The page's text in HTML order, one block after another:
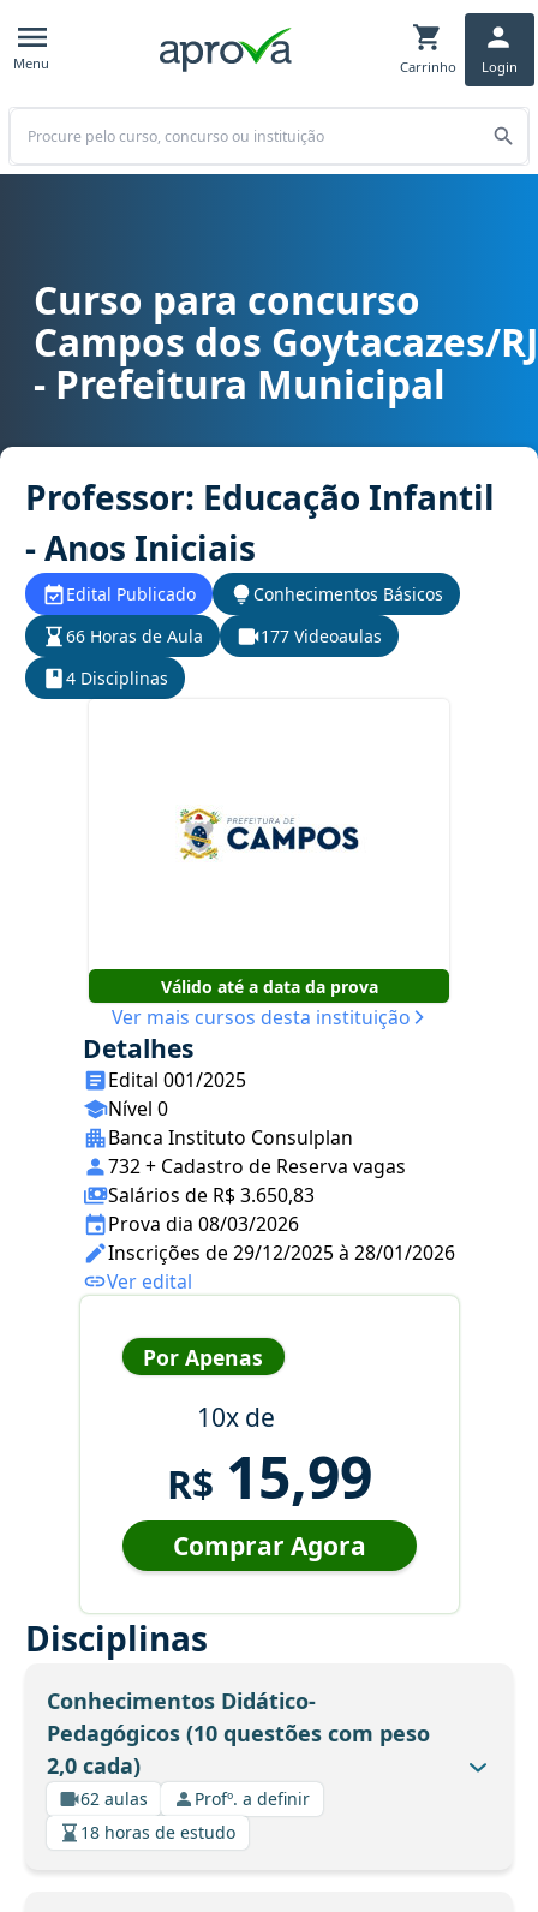
Menu Carrinho Login
Buscar
Curso para concurso Campos dos Goytacazes/RJ - Prefeitura
Curso para concurso
Campos dos Goytacazes/RJ
- Prefeitura Municipal
Professor: Educação Infantil
- Anos Iniciais
Edital Publicado
Conhecimentos Básicos
66 Horas de Aula
177 Videoaulas
4 Disciplinas
Válido até a data da prova
Ver mais cursos desta instituição
Detalhes
Edital 001/2025
Nível 0
Banca Instituto Consulplan
732 + Cadastro de Reserva vagas
Salários de R$ 3.650,83
Prova dia 08/03/2026
Inscrições de 29/12/2025 à 28/01/2026
Ver edital
Por Apenas
10x de
R$ 15,99
Comprar Agora
Disciplinas
Conhecimentos Didático-
Pedagógicos (10 questões com peso
2,0 cada)
62 aulas
Profº. a definir
18 horas de estudo